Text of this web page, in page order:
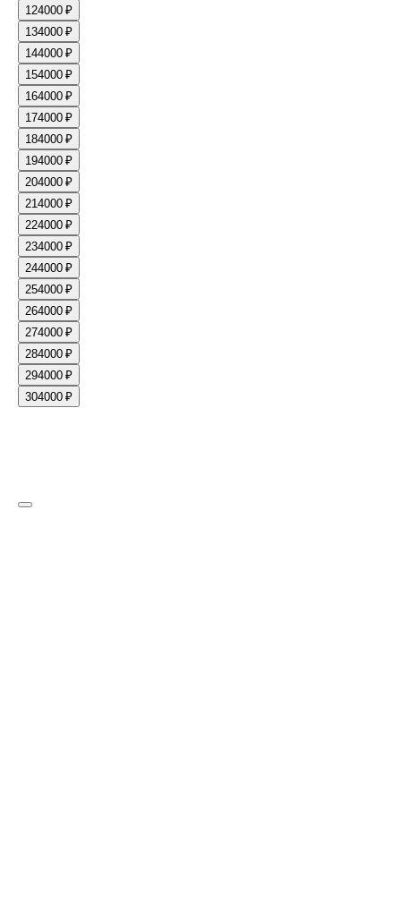
124000 ₽
134000 ₽
144000 ₽
154000 ₽
164000 ₽
174000 ₽
184000 ₽
194000 ₽
204000 ₽
214000 ₽
224000 ₽
234000 ₽
244000 ₽
254000 ₽
264000 ₽
274000 ₽
284000 ₽
294000 ₽
304000 ₽